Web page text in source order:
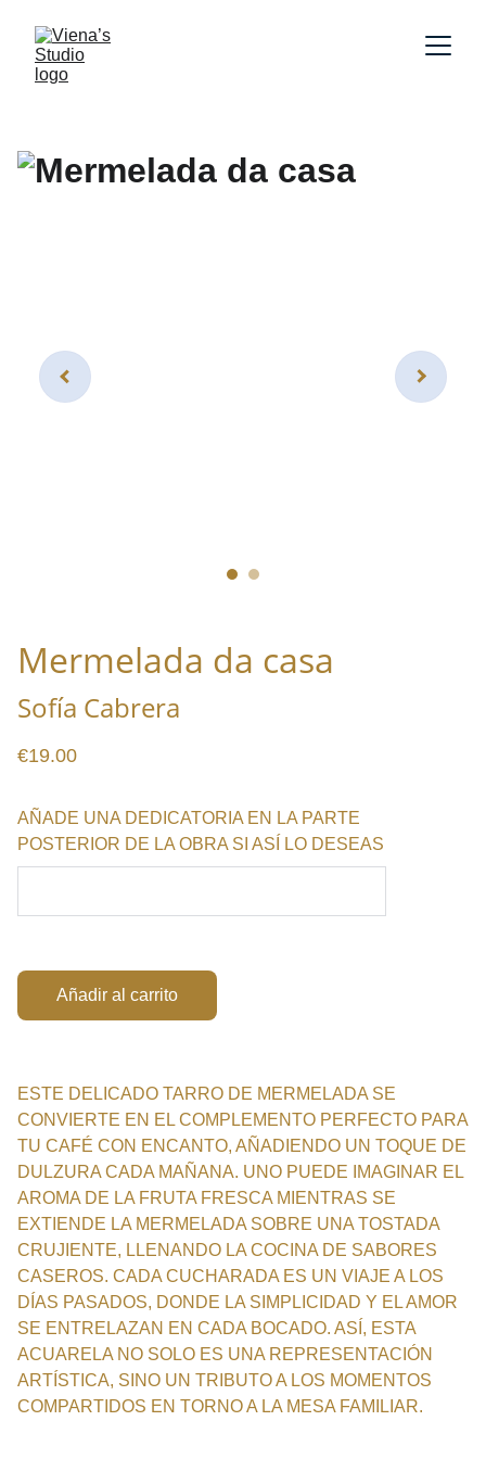
Mermelada da casa
Sofía Cabrera
€19.00
AÑADE UNA DEDICATORIA EN LA PARTE
POSTERIOR DE LA OBRA SI ASÍ LO DESEAS
Añadir al carrito
ESTE DELICADO TARRO DE MERMELADA SE
CONVIERTE EN EL COMPLEMENTO PERFECTO PARA
TU CAFÉ CON ENCANTO, AÑADIENDO UN TOQUE DE
DULZURA CADA MAÑANA. UNO PUEDE IMAGINAR EL
AROMA DE LA FRUTA FRESCA MIENTRAS SE
EXTIENDE LA MERMELADA SOBRE UNA TOSTADA
CRUJIENTE, LLENANDO LA COCINA DE SABORES
CASEROS. CADA CUCHARADA ES UN VIAJE A LOS
DÍAS PASADOS, DONDE LA SIMPLICIDAD Y EL AMOR
SE ENTRELAZAN EN CADA BOCADO. ASÍ, ESTA
ACUARELA NO SOLO ES UNA REPRESENTACIÓN
ARTÍSTICA, SINO UN TRIBUTO A LOS MOMENTOS
COMPARTIDOS EN TORNO A LA MESA FAMILIAR.